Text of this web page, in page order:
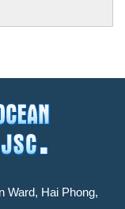
Ward, Hai Phong,